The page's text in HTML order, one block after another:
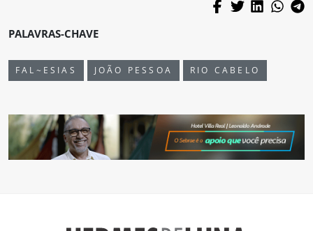
PALAVRAS-CHAVE
FAL~ESIAS JOÃO PESSOA RIO CABELO